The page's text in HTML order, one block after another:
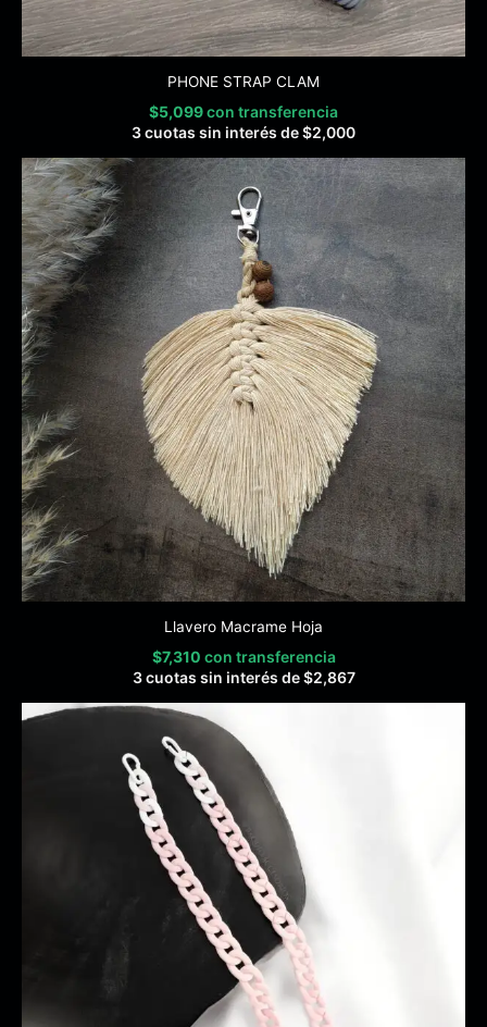
PHONE STRAP CLAM
$5,099con transferencia
3 cuotas sin interés de$2,000
Llavero Macrame Hoja
$7,310 con transferencia
3 cuotas sin interés de$2,867